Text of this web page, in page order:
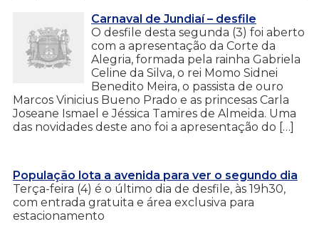
Carnaval de Jundiaí – desfile
O desfile desta segunda (3) foi aberto
com a apresentação da Corte da
Alegria, formada pela rainha Gabriela
Celine da Silva, o rei Momo Sidnei
Benedito Meira, o passista de ouro
Marcos Vinicius Bueno Prado e as princesas Carla
Joseane Ismael e Jéssica Tamires de Almeida. Uma
das novidades deste ano foi a apresentação do […]
População lota a avenida para ver o segundo dia
Terça-feira (4) é o último dia de desfile, às 19h30,
com entrada gratuita e área exclusiva para
estacionamento